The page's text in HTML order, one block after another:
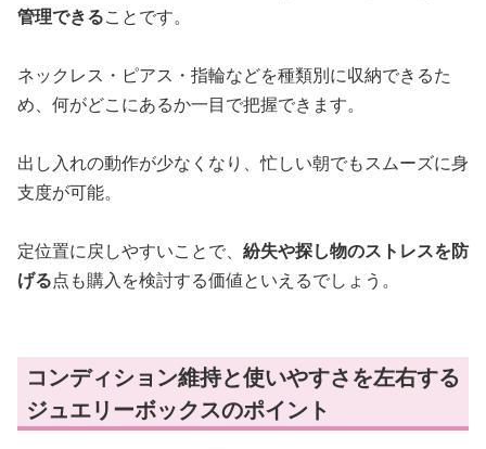
管理できることです。
ネックレス・ピアス・指輪などを種類別に収納できるた
め、何がどこにあるか一目で把握できます。
出し入れの動作が少なくなり、忙しい朝でもスムーズに身
支度が可能。
定位置に戻しやすいことで、 紛失や探し物のストレスを防
げる点も購入を検討する価値といえるでしょう。
コンディション維持と使いやすさを左右する
ジュエリーボックスのポイント